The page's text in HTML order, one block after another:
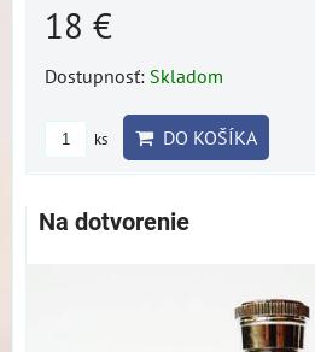
18 €
Dostupnosť: Skladom
ks DO KOŠÍKA
Na dotvorenie